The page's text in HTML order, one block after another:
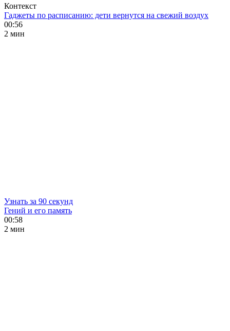
Контекст
Гаджеты по расписанию: дети вернутся на свежий воздух
00:56
2 мин
Узнать за 90 секунд
Гений и его память
00:58
2 мин